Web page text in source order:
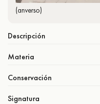
(anverso)
Descripción
Materia
Conservación
Signatura